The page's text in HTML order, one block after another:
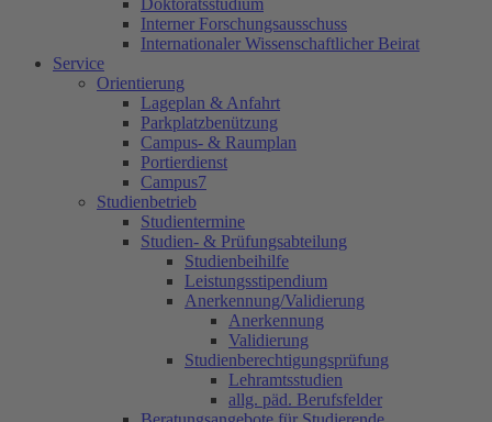
Interner Forschungsausschuss
Internationaler Wissenschaftlicher Beirat
Service
Orientierung
Lageplan & Anfahrt
Parkplatzbenützung
Campus- & Raumplan
Portierdienst
Campus7
Studienbetrieb
Studientermine
Studien- & Prüfungsabteilung
Studienbeihilfe
Leistungsstipendium
Anerkennung/Validierung
Anerkennung
Validierung
Studienberechtigungsprüfung
Lehramtsstudien
allg. päd. Berufsfelder